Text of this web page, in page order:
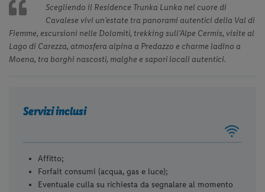
Scegliendo il Residence Trunka Lunka nel cuore di
Cavalese vivi un’estate tra panorami autentici della Val di
Fiemme, escursioni nelle Dolomiti, trekking sull’Alpe Cermis, visite al
Lago di Carezza, atmosfera alpina a Predazzo e charme ladino a
Moena, tra borghi nascosti, malghe e sapori locali autentici.
Servizi inclusi
Affitto;
Forfait consumi (acqua, gas e luce);
Eventuale culla su richiesta da segnalare al momento